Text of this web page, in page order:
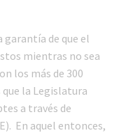
garantía de que el
mientras no sea
los más de 300
la Legislatura
a través de
En aquel entonces,